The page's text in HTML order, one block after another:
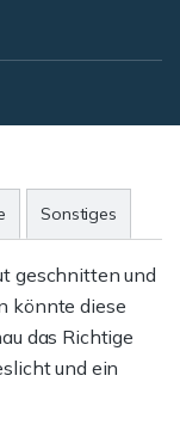
Sonstiges
geschnitten und
könnte diese
das Richtige
und ein